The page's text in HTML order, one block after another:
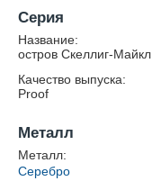
Серия
Название:
остров Скеллиг-Майкл
Качество выпуска:
Proof
Металл
Металл:
Серебро